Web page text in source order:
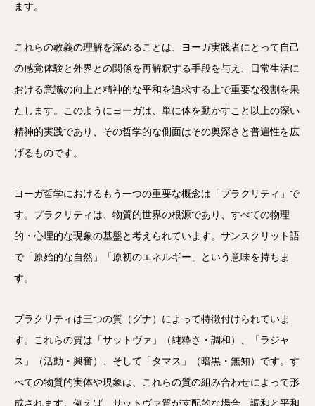
ます。
これらの教義の理解を深めることは、ヨーガ実践者にとって自己
の感覚体験と外界との関係を再解釈する手段を与え、日常生活に
おける意識の向上と精神的な平和を追求する上で重要な役割を果
たします。このようにヨーガは、単に体を動かすこと以上の深い
精神的実践であり、その哲学的な側面はその奥深さと普遍性を広
げるものです。
ヨーガ哲学におけるもう一つの重要な概念は「プラクリティ」で
す。プラクリティは、物質的世界の根源であり、すべての物理
的・心理的な現象の基盤と考えられています。サンスクリット語
で「原始的な自然」「原初のエネルギー」という意味を持ちま
す。
プラクリティは三つの質（グナ）によって特徴付けられていま
す。これらの質は「サットヴァ」（純粋さ・調和）、「ラジャ
ス」（活動・興奮）、そして「タマス」（暗黒・無知）です。す
べての物質的実体や現象は、これらの質の組み合わせによって形
成されます。例えば、サットヴァ質が支配的な場合、調和と平和